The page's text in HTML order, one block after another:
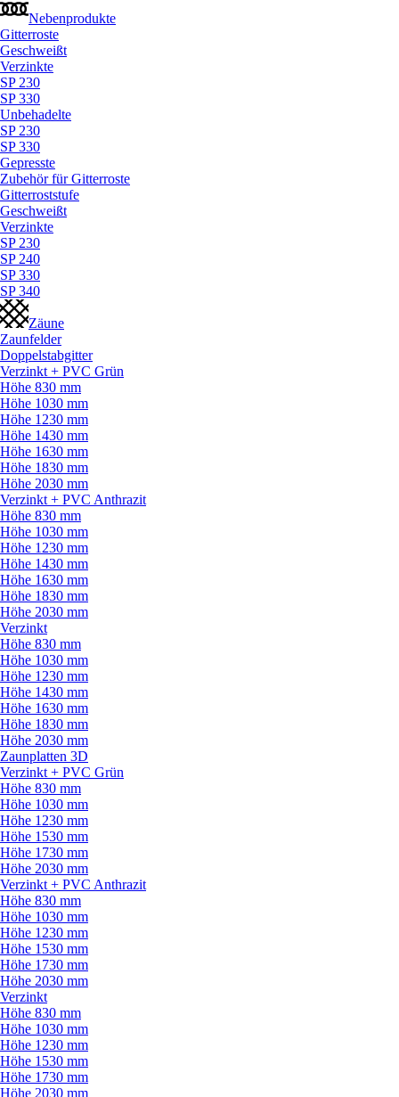
Nebenprodukte
Gitterroste
Geschweißt
Verzinkte
SP 230
SP 330
Unbehadelte
SP 230
SP 330
Gepresste
Zubehör für Gitterroste
Gitterroststufe
Geschweißt
Verzinkte
SP 230
SP 240
SP 330
SP 340
Zäune
Zaunfelder
Doppelstabgitter
Verzinkt + PVC Grün
Höhe 830 mm
Höhe 1030 mm
Höhe 1230 mm
Höhe 1430 mm
Höhe 1630 mm
Höhe 1830 mm
Höhe 2030 mm
Verzinkt + PVC Anthrazit
Höhe 830 mm
Höhe 1030 mm
Höhe 1230 mm
Höhe 1430 mm
Höhe 1630 mm
Höhe 1830 mm
Höhe 2030 mm
Verzinkt
Höhe 830 mm
Höhe 1030 mm
Höhe 1230 mm
Höhe 1430 mm
Höhe 1630 mm
Höhe 1830 mm
Höhe 2030 mm
Zaunplatten 3D
Verzinkt + PVC Grün
Höhe 830 mm
Höhe 1030 mm
Höhe 1230 mm
Höhe 1530 mm
Höhe 1730 mm
Höhe 2030 mm
Verzinkt + PVC Anthrazit
Höhe 830 mm
Höhe 1030 mm
Höhe 1230 mm
Höhe 1530 mm
Höhe 1730 mm
Höhe 2030 mm
Verzinkt
Höhe 830 mm
Höhe 1030 mm
Höhe 1230 mm
Höhe 1530 mm
Höhe 1730 mm
Höhe 2030 mm